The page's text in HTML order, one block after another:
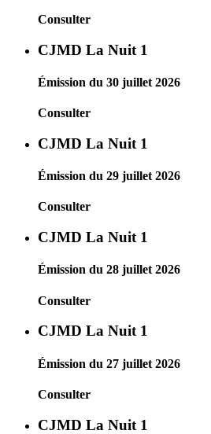
Consulter
CJMD La Nuit 1
Émission du 30 juillet 2026
Consulter
CJMD La Nuit 1
Émission du 29 juillet 2026
Consulter
CJMD La Nuit 1
Émission du 28 juillet 2026
Consulter
CJMD La Nuit 1
Émission du 27 juillet 2026
Consulter
CJMD La Nuit 1